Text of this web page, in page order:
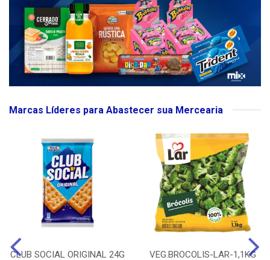
Marcas Líderes para Abastecer sua Mercearia
CLUB SOCIAL ORIGINAL 24G VEG.BROCOLIS-LAR-1,1KG